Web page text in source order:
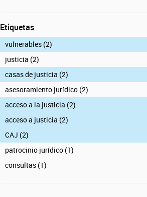
Etiquetas
vulnerables (2)
justicia (2)
casas de justicia (2)
asesoramiento jurídico (2)
acceso a la justicia (2)
acceso a justicia (2)
CAJ (2)
patrocinio jurídico (1)
consultas (1)